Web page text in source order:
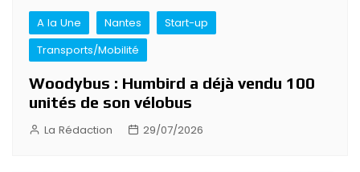
A la Une Nantes
Start-up
Transports/Mobilité
Woodybus : Humbird a déjà vendu 100
unités de son vélobus
La Rédaction 29/07/2026